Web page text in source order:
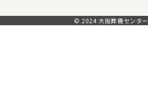
© 2024 大阪葬儀センター